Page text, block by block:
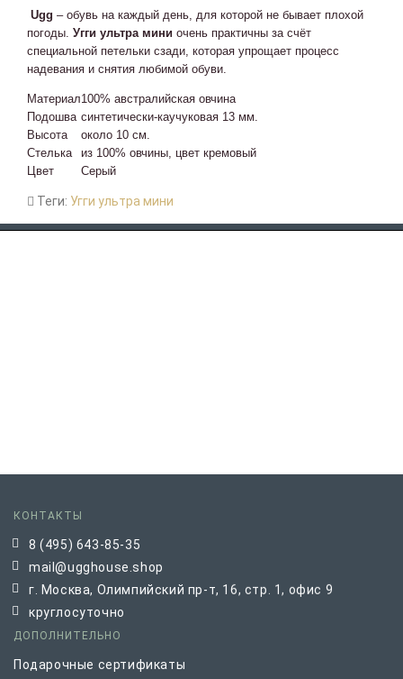
Ugg – обувь на каждый день, для которой не бывает плохой
погоды. Угги ультра мини очень практичны за счёт
специальной петельки сзади, которая упрощает процесс
надевания и снятия любимой обуви.
Материал100% австралийская овчина
Подошва синтетически-каучуковая 13 мм.
Высота
около 10 см.
Стелька
из 100% овчины, цвет кремовый
Цвет
Серый
Теги: Угги ультра мини
КОНТАКТЫ
8 (495) 643-85-35
mail@ugghouse.shop
г. Москва, Олимпийский пр-т, 16, стр. 1, офис 9
круглосуточно
ДОПОЛНИТЕЛЬНО
Подарочные сертификаты